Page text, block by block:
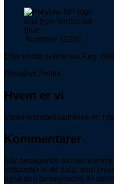
Nummer 49236
Eller konto overførsel Reg.
Privatlivs Politik
Hvem er vi
Vores webstedsadresse er:
Kommentarer
Når besøgende skriver
indsamler vi de data, som
også den besøgendes IP-